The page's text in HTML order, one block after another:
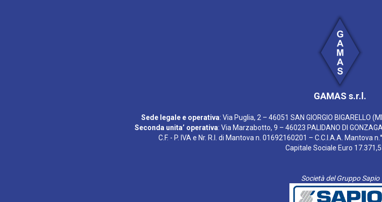
GAMAS s.r.l.
Sede legale e operativa: Via Puglia, 2 – 46051 SAN GIORGIO
Seconda unita’ operativa: Via Marzabotto, 9 – 46023 PALIDANO DI
C.F. - P. IVA e Nr. R.I. di Mantova n. 01692160201 – C.C.I.A.A. Mantova
Capitale Sociale Euro
Società del Gruppo Sapio